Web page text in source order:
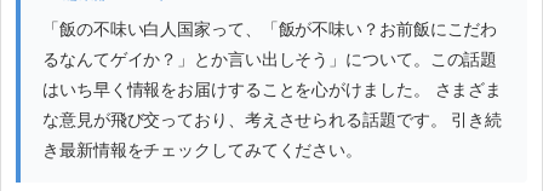
「飯の不味い白人国家って、「飯が不味い？お前飯にこだわ
るなんてゲイか？」とか言い出しそう」について。この話題
はいち早く情報をお届けすることを心がけました。 さまざま
な意見が飛び交っており、考えさせられる話題です。 引き続
き最新情報をチェックしてみてください。